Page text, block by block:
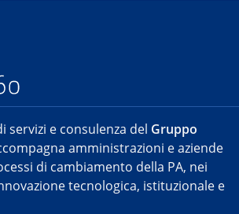
servizi e consulenza del Gruppo
amministrazioni e aziende
di cambiamento della PA, nei
tecnologica, istituzionale e